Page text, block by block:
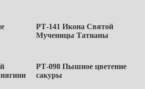
РТ-141 Икона Святой
Мученицы Татианы
РТ-098 Пышное цветение
сакуры